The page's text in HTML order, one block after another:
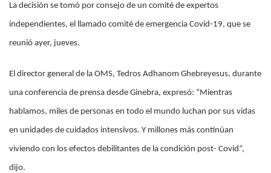
La decisión se tomó por consejo de un comité de expertos
independientes, el llamado comité de emergencia Covid-19, que se
reunió ayer, jueves.
El director general de la OMS, Tedros Adhanom Ghebreyesus, durante
una conferencia de prensa desde Ginebra, expresó: “Mientras
hablamos, miles de personas en todo el mundo luchan por sus vidas
en unidades de cuidados intensivos. Y millones más continúan
viviendo con los efectos debilitantes de la condición post- Covid“,
dijo.